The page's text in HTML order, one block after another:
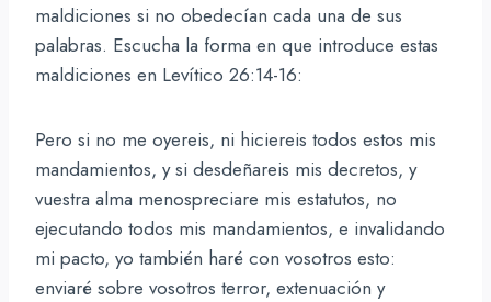
maldiciones si no obedecían cada una de sus
palabras. Escucha la forma en que introduce estas
maldiciones en Levítico 26:14-16:
Pero si no me oyereis, ni hiciereis todos estos mis
mandamientos, y si desdeñareis mis decretos, y
vuestra alma menospreciare mis estatutos, no
ejecutando todos mis mandamientos, e invalidando
mi pacto, yo también haré con vosotros esto:
enviaré sobre vosotros terror, extenuación y